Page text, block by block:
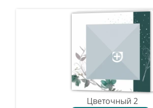
Цветочный 2